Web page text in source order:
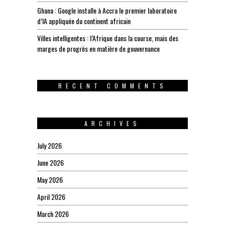
Ghana : Google installe à Accra le premier laboratoire
d’IA appliquée du continent africain
Villes intelligentes : l’Afrique dans la course, mais des
marges de progrès en matière de gouvernance
RECENT COMMENTS
ARCHIVES
July 2026
June 2026
May 2026
April 2026
March 2026